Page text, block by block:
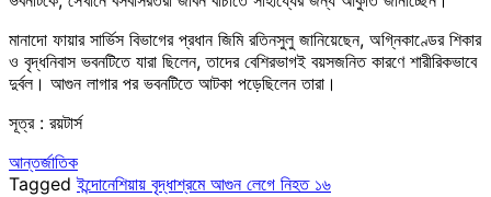
মানাদো ফায়ার সার্ভিস বিভাগের প্রধান জিমি রতিনসুলু জানিয়েছেন, অগ্নিকাণ্ডের শিকার
ও বৃদ্ধনিবাস ভবনটিতে যারা ছিলেন, তাদের বেশিরভাগই বয়সজনিত কারণে শারীরিকভাবে
দুর্বল। আগুন লাগার পর ভবনটিতে আটকা পড়েছিলেন তারা।
সূত্র : রয়টার্স
আন্তর্জাতিক
Taggedইন্দোনেশিয়ায় বৃদ্ধাশ্রমে আগুন লেগে নিহত ১৬